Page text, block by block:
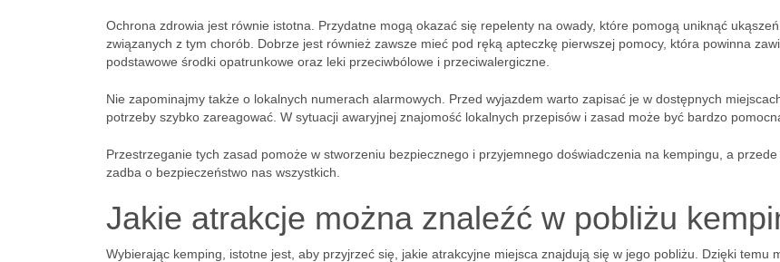
Ochrona zdrowia jest równie istotna. Przydatne mogą okazać się repelenty na owady, które pomogą uniknąć
związanych z tym chorób. Dobrze jest również zawsze mieć pod ręką apteczkę pierwszej pomocy, która powinna
podstawowe środki opatrunkowe oraz leki przeciwbólowe i przeciwalergiczne.
Nie zapominajmy także o lokalnych numerach alarmowych. Przed wyjazdem warto zapisać je w dostępnych
potrzeby szybko zareagować. W sytuacji awaryjnej znajomość lokalnych przepisów i zasad może być bardzo
Przestrzeganie tych zasad pomoże w stworzeniu bezpiecznego i przyjemnego doświadczenia na kempingu, a przede
zadba o bezpieczeństwo nas wszystkich.
Jakie atrakcje można znaleźć w pobliżu
Wybierając kemping, istotne jest, aby przyjrzeć się, jakie atrakcyjne miejsca znajdują się w jego pobliżu. Dzięki temu